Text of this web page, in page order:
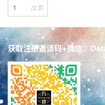
勤则利, 荒则废！ 本站资源：都来之
不易，都…
/2 页
获取注册邀请码+微信：